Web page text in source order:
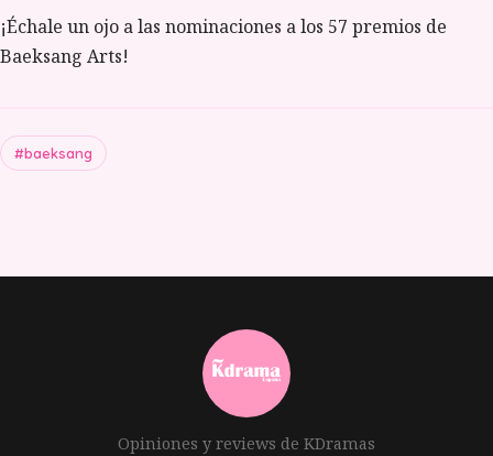
¡Échale un ojo a las nominaciones a los 57 premios de
Baeksang Arts!
#baeksang
Opiniones y reviews de KDramas